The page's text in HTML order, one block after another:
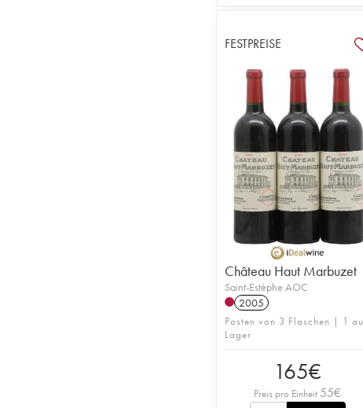
FESTPREISE
Château Haut Marbuzet
Saint-Estèphe AOC
2005
Posten von 3 Flaschen | 1
Lager
165€
Preis pro Einheit 55€